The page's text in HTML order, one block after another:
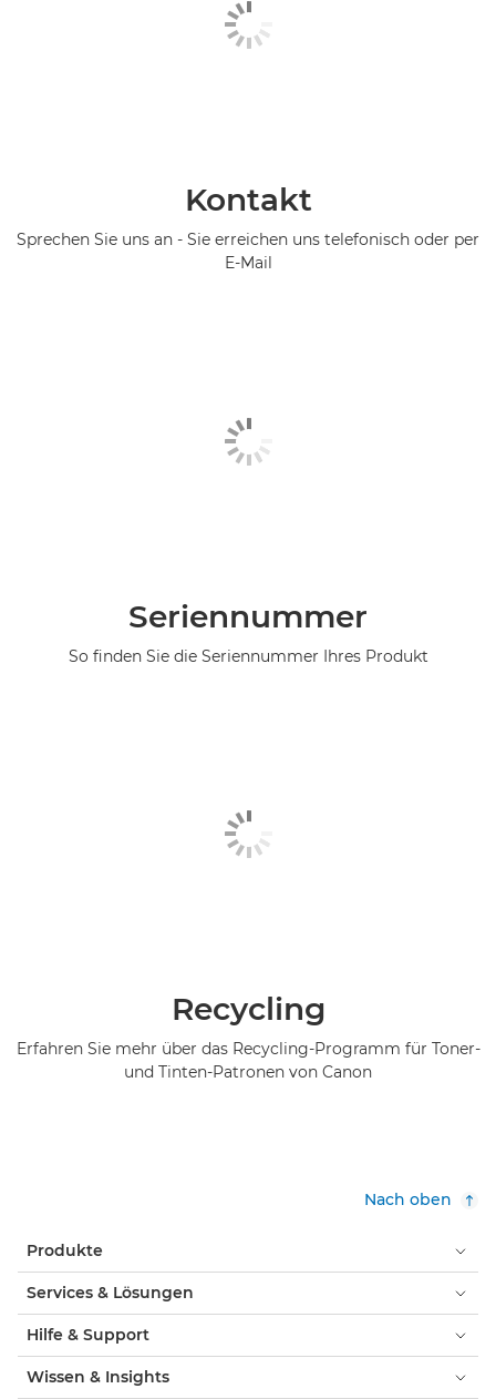
Kontakt
Sprechen Sie uns an - Sie erreichen uns telefonisch oder per
E-Mail
Seriennummer
So finden Sie die Seriennummer Ihres Produkt
Recycling
Erfahren Sie mehr über das Recycling-Programm für Toner-
und Tinten-Patronen von Canon
Nach oben
Produkte
Services & Lösungen
Hilfe & Support
Wissen & Insights